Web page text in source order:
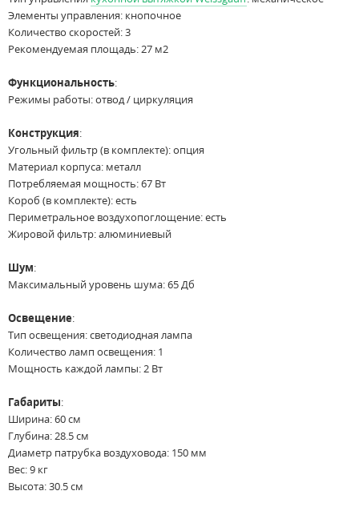
Элементы управления: кнопочное
Количество скоростей: 3
Рекомендуемая площадь: 27 м2
Функциональность:
Режимы работы: отвод / циркуляция
Конструкция:
Угольный фильтр (в комплекте): опция
Материал корпуса: металл
Потребляемая мощность: 67 Вт
Короб (в комплекте): есть
Периметральное воздухопоглощение: есть
Жировой фильтр: алюминиевый
Шум:
Максимальный уровень шума: 65 Дб
Освещение:
Тип освещения: светодиодная лампа
Количество ламп освещения: 1
Мощность каждой лампы: 2 Вт
Габариты:
Ширина: 60 см
Глубина: 28.5 см
Диаметр патрубка воздуховода: 150 мм
Вес: 9 кг
Высота: 30.5 см